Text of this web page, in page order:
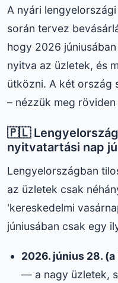
A nyári
során tervez
hogy 2026
nyitva az üzletek, és
ütközni. A két ország
– nézzük meg
🇵🇱
nyitvatartási nap
Lengyelországban
az üzletek csak
'kereskedelmi
júniusában csak egy
2026. június 28.
— a nagy üzletek,